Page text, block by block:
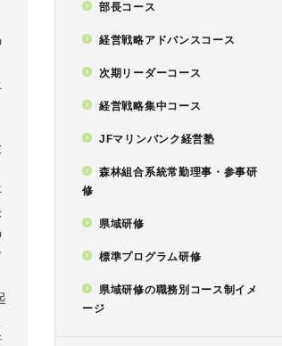
部長コース
経営戦略アドバンスコース
次期リーダーコース
経営戦略集中コース
JFマリンバンク経営塾
森林組合系統常勤理事・参事研
修
県域研修
標準プログラム研修
県域研修の職務別コース制イメ
ージ